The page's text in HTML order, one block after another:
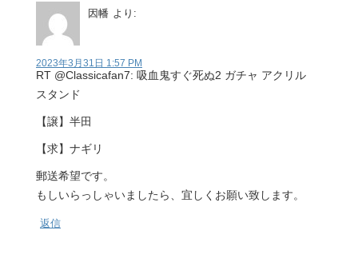
因幡 より:
2023年3月31日 1:57 PM
RT @Classicafan7: 吸血鬼すぐ死ぬ2 ガチャ アクリル
スタンド
【譲】半田
【求】ナギリ
郵送希望です。
もしいらっしゃいましたら、宜しくお願い致します。
返信